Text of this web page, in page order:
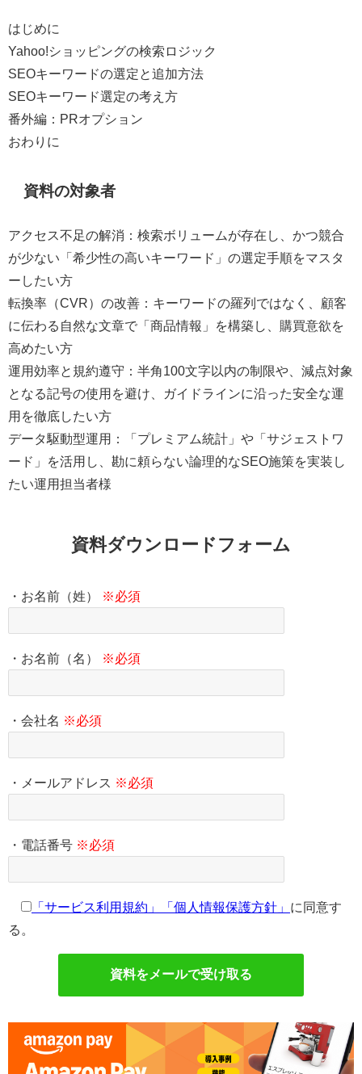
はじめに
Yahoo!ショッピングの検索ロジック
SEOキーワードの選定と追加方法
SEOキーワード選定の考え方
番外編：PRオプション
おわりに
資料の対象者
アクセス不足の解消：検索ボリュームが存在し、かつ競合
が少ない「希少性の高いキーワード」の選定手順をマスタ
ーしたい方
転換率（CVR）の改善：キーワードの羅列ではなく、顧客
に伝わる自然な文章で「商品情報」を構築し、購買意欲を
高めたい方
運用効率と規約遵守：半角100文字以内の制限や、減点対象
となる記号の使用を避け、ガイドラインに沿った安全な運
用を徹底したい方
データ駆動型運用：「プレミアム統計」や「サジェストワ
ード」を活用し、勘に頼らない論理的なSEO施策を実装し
たい運用担当者様
資料ダウンロードフォーム
・お名前（姓） ※必須
・お名前（名） ※必須
・会社名 ※必須
・メールアドレス ※必須
・電話番号 ※必須
「サービス利用規約」 「個人情報保護方針」 に同意す
る。